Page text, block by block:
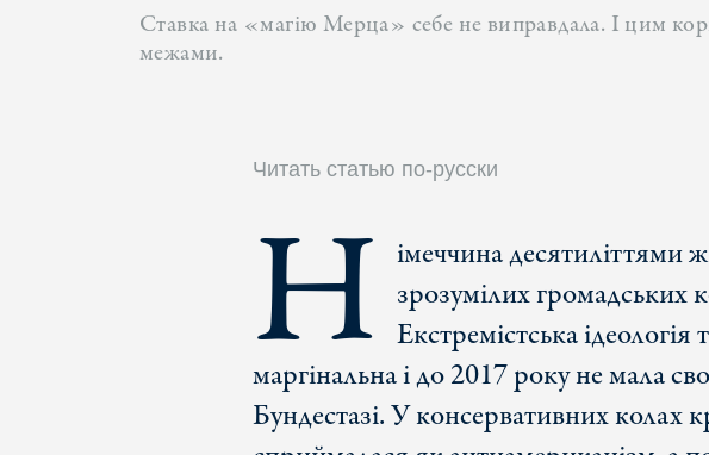
Ставка на «магію Мерца» себе не виправдала. І цим
межами.
Читать статью по-русски
Н імеччина десятиліттями
зрозумілих громадських
Екстремістська ідеологія
маргінальна і до 2017 року не мала
Бундестазі. У консервативних колах